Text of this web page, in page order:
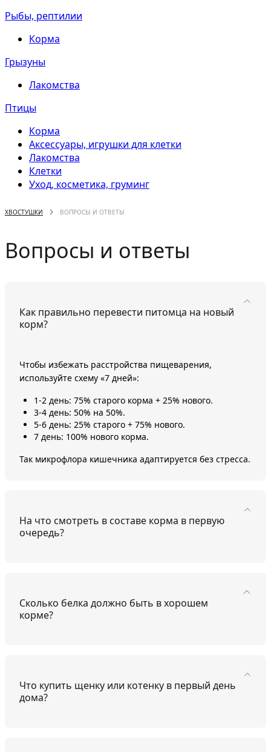
Рыбы, рептилии
Корма
Грызуны
Лакомства
Птицы
Корма
Аксессуары, игрушки для клетки
Лакомства
Клетки
Уход, косметика, груминг
ХВОСТУШКИ ВОПРОСЫ И ОТВЕТЫ
Вопросы и ответы
Как правильно перевести питомца на новый
корм?
Чтобы избежать расстройства пищеварения,
используйте схему «7 дней»:
1-2 день: 75% старого корма + 25% нового.
3-4 день: 50% на 50%.
5-6 день: 25% старого + 75% нового.
7 день: 100% нового корма.
Так микрофлора кишечника адаптируется без стресса.
На что смотреть в составе корма в первую
очередь?
Сколько белка должно быть в хорошем
корме?
Что купить щенку или котенку в первый день
дома?